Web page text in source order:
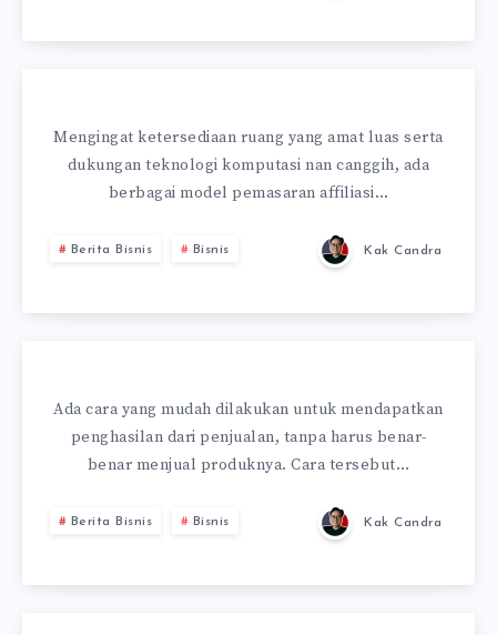
Mengingat ketersediaan ruang yang amat luas serta
dukungan teknologi komputasi nan canggih, ada
berbagai model pemasaran affiliasi…
Berita Bisnis Bisnis Kak Candra
Ada cara yang mudah dilakukan untuk mendapatkan
penghasilan dari penjualan, tanpa harus benar-
benar menjual produknya. Cara tersebut…
Berita Bisnis Bisnis Kak Candra